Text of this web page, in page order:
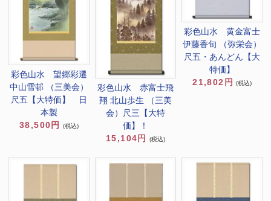
彩色山水 望郷彩遷
中山雪邨 （三美会）
尺五【大特価】 日
本製
38,500円
(税込)
彩色山水 赤富士飛
翔 北山歩生 （三美
会）尺三【大特
価】！
15,104円
(税込)
彩色山水 黄金富士
伊藤香旬 （弥栄会）
尺五・あんどん【大
特価】
21,802円
(税込)